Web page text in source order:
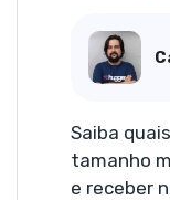
Saiba
tamanho
e receber